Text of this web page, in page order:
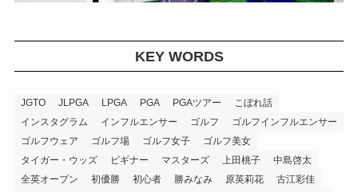
KEY WORDS
JGTO JLPGA LPGA PGA PGAツアー
こぼれ話
インスタグラム
インフルエンサー ゴルフ
ゴルフインフルエンサー
ゴルフウェア
ゴルフ場 ゴルフ女子
ゴルフ美女
タイガー・ウッズ
ビギナー マスターズ 上田桃子
中島啓太
全英オープン
初優勝 初心者 勝みなみ 原英莉花
古江彩佳